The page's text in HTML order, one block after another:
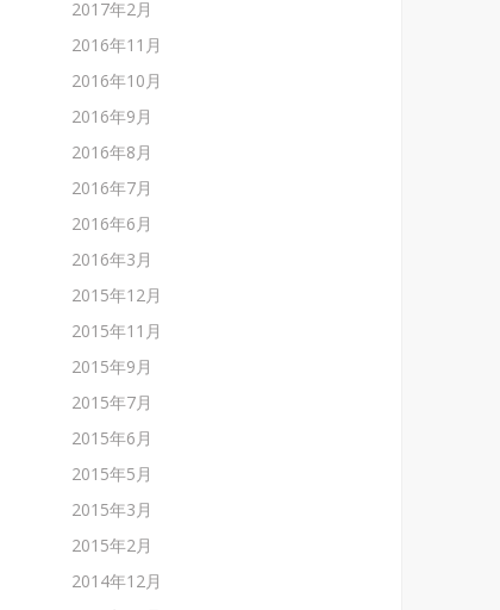
2017年2月
2016年11月
2016年10月
2016年9月
2016年8月
2016年7月
2016年6月
2016年3月
2015年12月
2015年11月
2015年9月
2015年7月
2015年6月
2015年5月
2015年3月
2015年2月
2014年12月